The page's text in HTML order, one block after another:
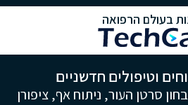
בעולם הרפואה
וטיפולים חדשניים
סרטן העור, ניתוח אף, ציפורן